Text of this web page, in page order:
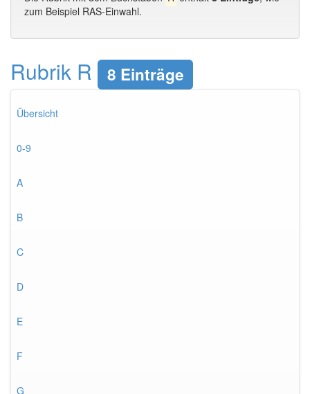
zum Beispiel RAS-Einwahl.
Rubrik R 8 Einträge
Übersicht
0-9
A
B
C
D
E
F
G